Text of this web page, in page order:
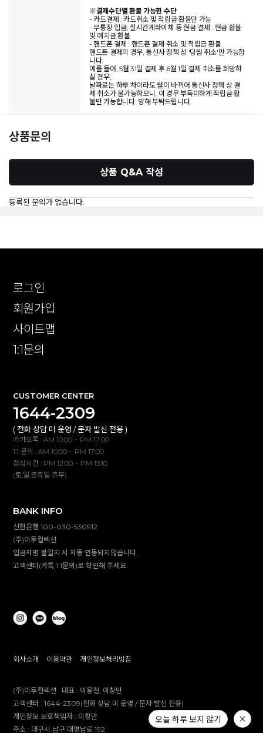
※결제수단별 환불 가능한 수단
- 카드결제 : 카드취소 및 적립금 환불만 가능
- 무통장 입금, 실시간계좌이체 등 현금 결제 : 현금 환불
및 예치금 환불
- 핸드폰 결제 : 핸드폰 결제 취소 및 적립금 환불
핸드폰 결제의 경우, 통신사 정책 상 '당월 취소'만 가능합
니다.
예를 들어, 5월 31일 결제 후 6월 1일 결제 취소를 희망하
실 경우,
날짜로는 하루 차이라도 월이 바뀌어 통신사 정책 상 결
제 취소가 불가능하오니, 이 경우 부득이하게 적립금 환
불만 가능합니다. 양해 부탁드립니다.
상품문의
상품 Q&A 작성
등록된 문의가 없습니다.
로그인
회원가입
사이트맵
1:1문의
CUSTOMER CENTER
1644-2309
( 전화 상담 미 운영 / 문자 발신 전용 )
카카오톡 : AM 10:00 ~ PM 17:00
1:1 문의 : AM 10:00 ~ PM 17:00
점심시간 : PM 12:00 ~ PM 13:10
(토,일,공휴일 휴무)
BANK INFO
신한은행 100-030-530912
(주)이투컬렉션
입금자명 불일치 시 자동 연동되지않습니다.
고객센터(카톡,1:1문의)로 확인해 주세요.
회사소개 이용약관 개인정보처리방침
(주)이투컬렉션 대표 : 이용철, 이창만
고객센터 :1644-2309(전화 상담 미 운영 / 문자 발신 전용)
개인정보 보호책임자 : 이창만
주소 : 대구시 남구 대명남로 192
오늘 하루 보지 않기